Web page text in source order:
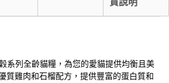
貨說明
系列全齡貓糧，為您的愛貓提供均衡且美
質雞肉和石榴配方，提供豐富的蛋白質和